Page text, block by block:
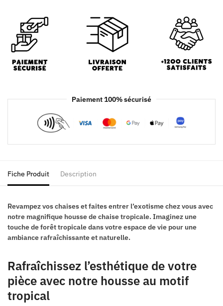
Paiement 100% sécurisé
Fiche Produit Description
Revampez vos chaises et faites entrer l’exotisme chez vous avec
notre magnifique housse de chaise tropicale. Imaginez une
touche de forêt tropicale dans votre espace de vie pour une
ambiance rafraîchissante et naturelle.
Rafraîchissez l’esthétique de votre
pièce avec notre housse au motif
tropical